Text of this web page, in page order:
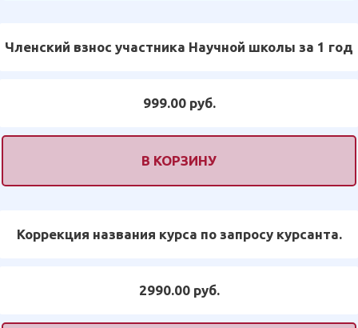
Членский взнос участника Научной школы за 1 год
999.00 руб.
В КОРЗИНУ
Коррекция названия курса по запросу курсанта.
2990.00 руб.